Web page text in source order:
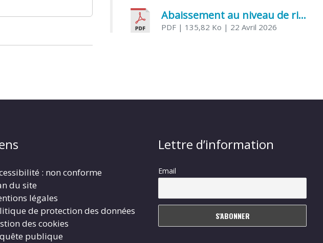
Abaissement au niveau de risque modéré de l’Influenza aviaire
PDF | 135,82 Ko | 22 Avril 2026
: non conforme
du site
légales
de protection des données
des cookies
publique
Lettre d’information
Email